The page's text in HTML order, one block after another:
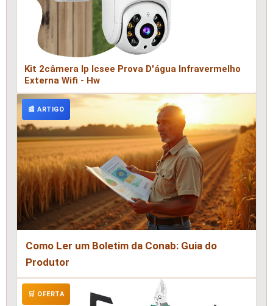
Kit 2câmera Ip Icsee Prova D'água Infravermelho
Externa Wifi - Hw
📰 ARTIGO
Como Ler um Boletim da Conab: Guia do
Produtor
🛒 OFERTA